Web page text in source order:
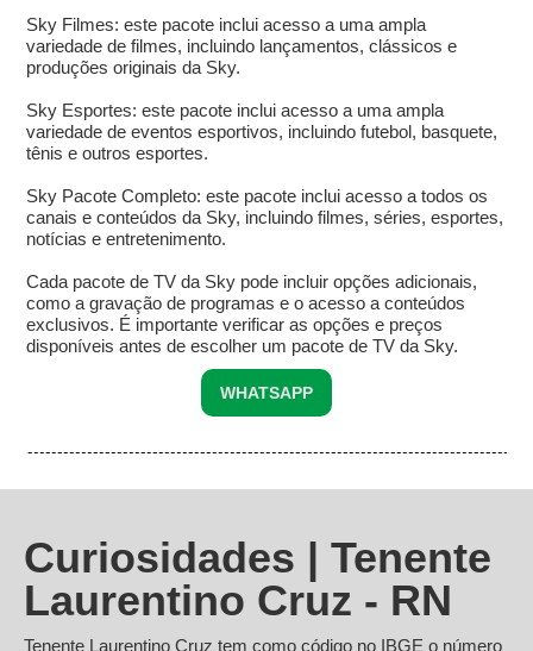
Sky Filmes: este pacote inclui acesso a uma ampla
variedade de filmes, incluindo lançamentos, clássicos e
produções originais da Sky.
Sky Esportes: este pacote inclui acesso a uma ampla
variedade de eventos esportivos, incluindo futebol, basquete,
tênis e outros esportes.
Sky Pacote Completo: este pacote inclui acesso a todos os
canais e conteúdos da Sky, incluindo filmes, séries, esportes,
notícias e entretenimento.
Cada pacote de TV da Sky pode incluir opções adicionais,
como a gravação de programas e o acesso a conteúdos
exclusivos. É importante verificar as opções e preços
disponíveis antes de escolher um pacote de TV da Sky.
WHATSAPP
Curiosidades | Tenente
Laurentino Cruz - RN
Tenente Laurentino Cruz tem como código no IBGE o número